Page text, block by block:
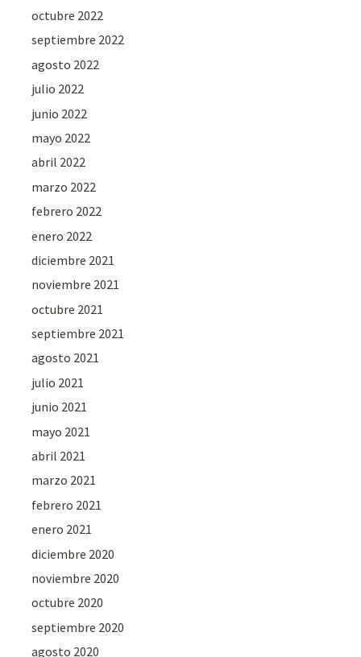
octubre 2022
septiembre 2022
agosto 2022
julio 2022
junio 2022
mayo 2022
abril 2022
marzo 2022
febrero 2022
enero 2022
diciembre 2021
noviembre 2021
octubre 2021
septiembre 2021
agosto 2021
julio 2021
junio 2021
mayo 2021
abril 2021
marzo 2021
febrero 2021
enero 2021
diciembre 2020
noviembre 2020
octubre 2020
septiembre 2020
agosto 2020